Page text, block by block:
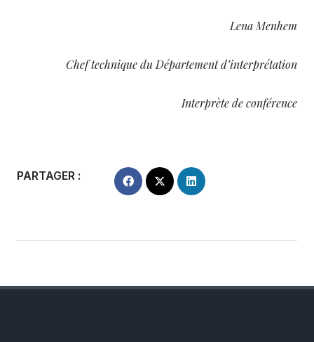
Lena Menhem
Chef technique du Département d’interprétation
Interprète de conférence
PARTAGER :